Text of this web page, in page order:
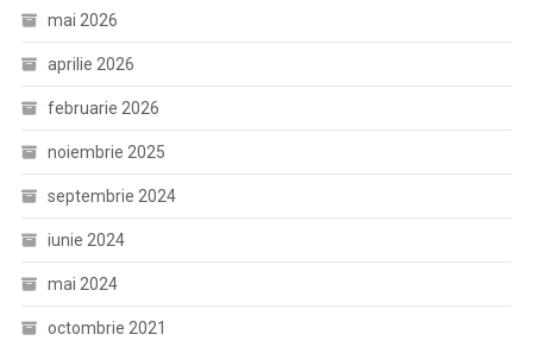
mai 2026
aprilie 2026
februarie 2026
noiembrie 2025
septembrie 2024
iunie 2024
mai 2024
octombrie 2021